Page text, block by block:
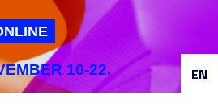
to navigation
10-22. EN